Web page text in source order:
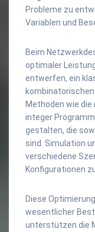
Probleme zu
Variablen und
Beim
optimaler
entwerfen, ein
Methoden wie
integer
gestalten, die
sind. Simulation
verschiedene
Konfigurationen
Diese
wesentlicher
unterstützen die